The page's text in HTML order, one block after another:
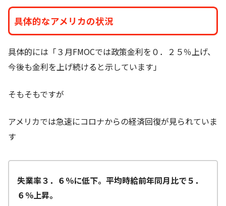
具体的なアメリカの状況
具体的には「３月FMOCでは政策金利を０．２５％上げ、
今後も金利を上げ続けると示しています」
そもそもですが
アメリカでは急速にコロナからの経済回復が見られていま
す
失業率３．６％に低下。平均時給前年同月比で５．
６％上昇。